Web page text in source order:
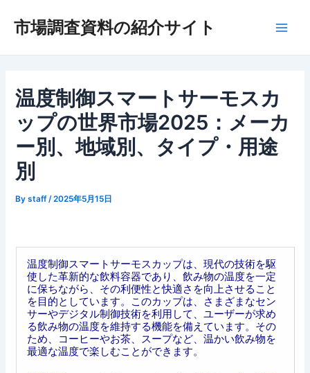
市場調査資料の紹介サイト
温度制御スマートサーモスカ
ップの世界市場2025：メーカ
ー別、地域別、タイプ・用途
別
Bystaff /2025年5月15日
温度制御スマートサーモスカップは、現代の技術を駆
使した革新的な飲料容器であり、飲み物の温度を一定
に保ちながら、その利便性と快適さを向上させること
を目的としています。このカップは、さまざまなセン
サーやデジタル制御技術を利用して、ユーザーが求め
る飲み物の温度を維持する機能を備えています。その
ため、コーヒーやお茶、スープなど、温かい飲み物を
最適な温度で楽しむことができます。